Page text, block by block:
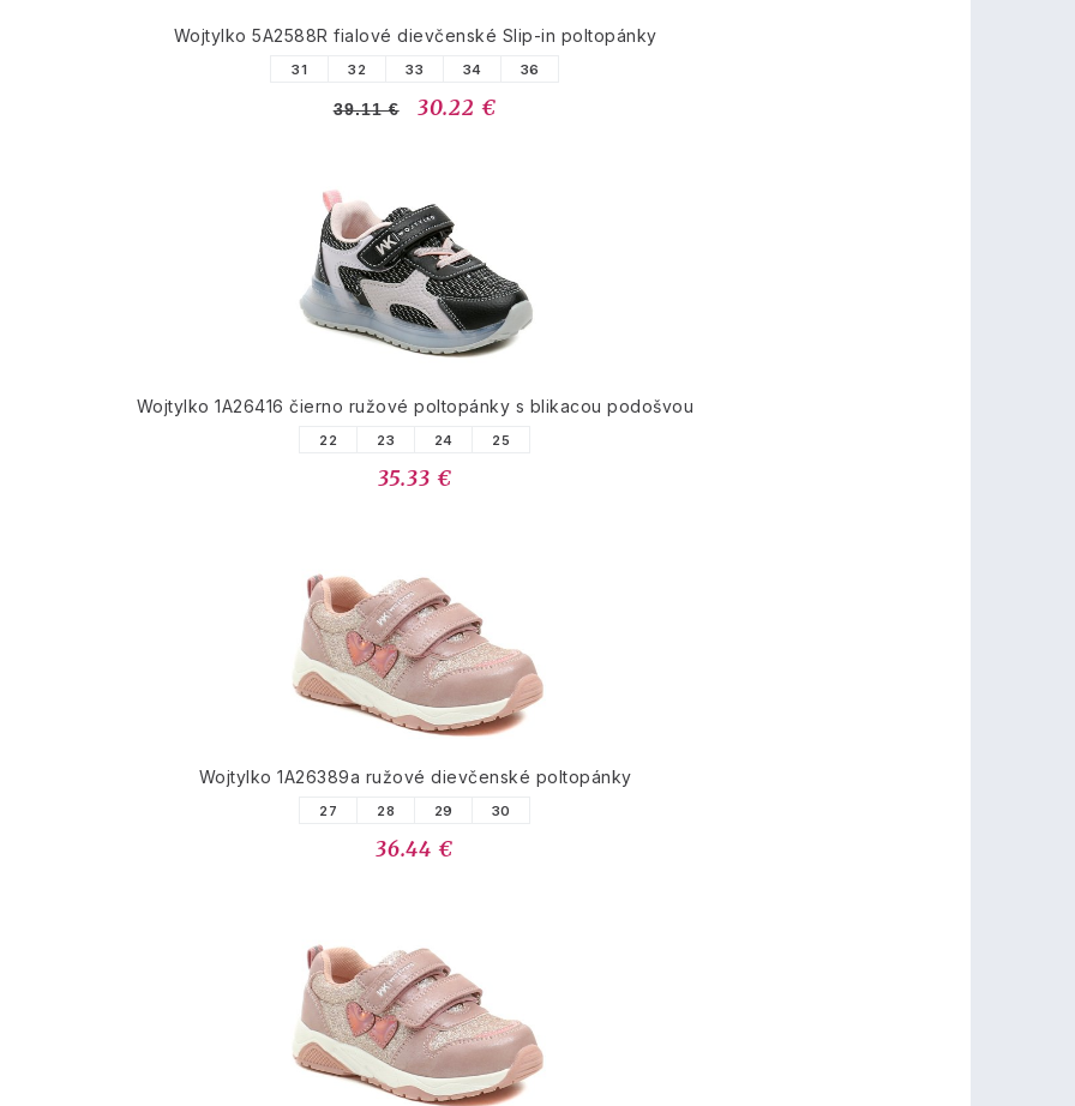
Wojtylko 5A2588R fialové dievčenské Slip-in poltopánky
31 32 33 34 36
39.11 € 30.22 €
Wojtylko 1A26416 čierno ružové poltopánky s blikacou podošvou
22 23 24 25
35.33 €
Wojtylko 1A26389a ružové dievčenské poltopánky
27 28 29 30
36.44 €